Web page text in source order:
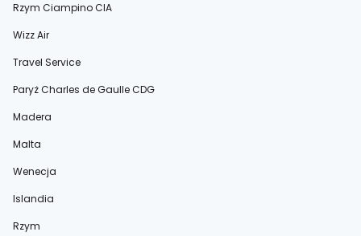
Rzym Ciampino CIA
Wizz Air
Travel Service
Paryż Charles de Gaulle CDG
Madera
Malta
Wenecja
Islandia
Rzym